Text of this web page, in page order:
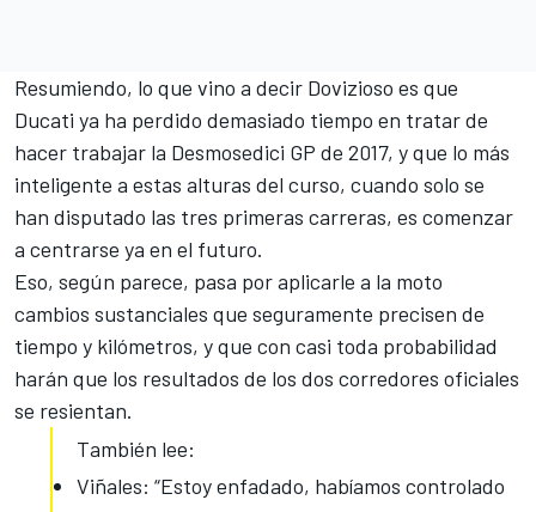
Resumiendo, lo que vino a decir Dovizioso es que
Ducati ya ha perdido demasiado tiempo en tratar de
hacer trabajar la Desmosedici GP de 2017, y que lo más
inteligente a estas alturas del curso, cuando solo se
han disputado las tres primeras carreras, es comenzar
a centrarse ya en el futuro.
Eso, según parece, pasa por aplicarle a la moto
cambios sustanciales que seguramente precisen de
tiempo y kilómetros, y que con casi toda probabilidad
harán que los resultados de los dos corredores oficiales
se resientan.
También lee:
Viñales: “Estoy enfadado, habíamos controlado